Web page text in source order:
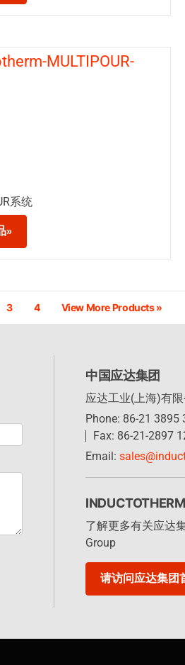
系统
»
3 4 View More Products»
中国应达集团
应达工业(上海)有
Phone: 86-21 3895
Fax: 86-21-2897
Email:
了解更多有关应达
Group
请访问应达集团